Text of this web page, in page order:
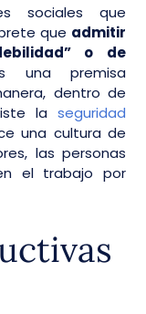
sociales que
que admitir
o de
una premisa
dentro de
la seguridad
una cultura de
las personas
el trabajo por